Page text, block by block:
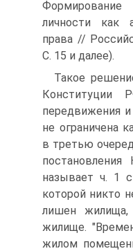
личности как
права //
С. 15 и далее).
Такое
Конституции
передвижения
не ограничена
в третью
называет ч. 1
которой никто
лишен
жилище.
жилом